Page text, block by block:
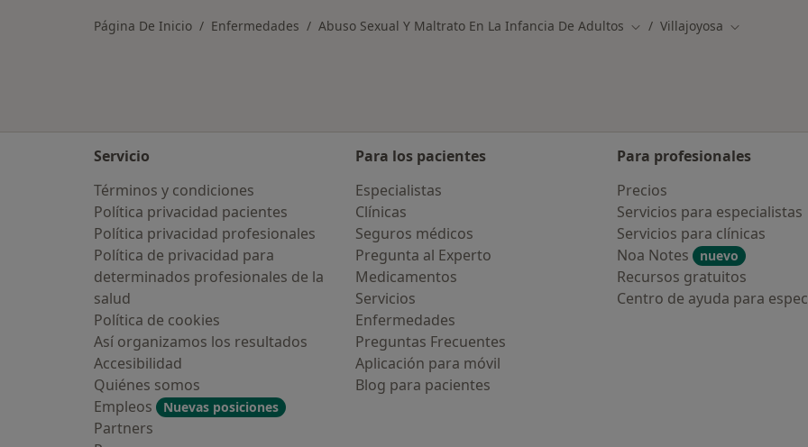
Página De Inicio Enfermedades Abuso Sexual Y Maltrato En La Infancia De Adultos Cambiar de ciudad
Villajoyosa Cambiar de
Servicio
Términos y condiciones
Política privacidad pacientes
Política privacidad profesionales
Política de privacidad para
determinados profesionales de la
salud
Política de cookies
Así organizamos los resultados
Accesibilidad
Quiénes somos
Empleos
Nuevas posiciones
Partners
Para los pacientes
Especialistas
Clínicas
Seguros médicos
Pregunta al Experto
Medicamentos
Servicios
Enfermedades
Preguntas Frecuentes
Aplicación para móvil
Blog para pacientes
Para profesionales
Precios
Servicios para especialistas
Servicios para clínicas
Noa Notes
nuevo
Recursos gratuitos
Centro de ayuda para